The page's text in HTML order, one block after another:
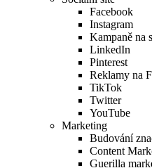
Facebook
Instagram
Kampaně na
LinkedIn
Pinterest
Reklamy na
TikTok
Twitter
YouTube
Marketing
Budování
Content
Guerilla